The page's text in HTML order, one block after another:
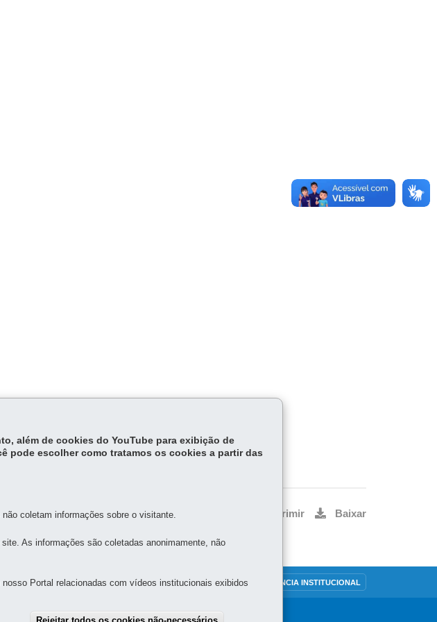
Voltar Imprimir Baixar
DENUNCIE CORRUPÇÃO OUVIDORIA TRANSPARÊNCIA INSTITUCIONAL
além de cookies do YouTube para exibição de
pode escolher como tratamos os cookies a partir das
coletam informações sobre o visitante.
As informações são coletadas anonimamente, não
Portal relacionadas com vídeos institucionais exibidos